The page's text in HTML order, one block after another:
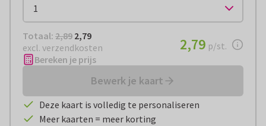
Totaal: € 2,79
Totaal: 2,89 2,79
excl. verzendkosten
€ 2,79per stuk
2,79 p/st.
Bereken je prijs
Bewerk je kaart
Deze kaart is volledig te personaliseren
Meer kaarten = meer korting